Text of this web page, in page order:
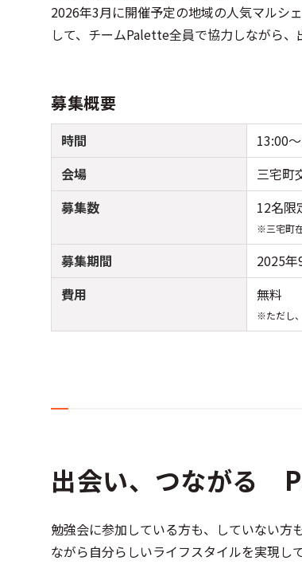
2026年3月に開催予定の地域の人気マルシ
して、チームPalette全員で協力しながら、
募集概要
時間
13:00
会場
三宅町
募集数
12名限
※三宅町
募集期間
2025
費用
無料
※ただし
出会い、つながる
勉強会に参加している方も、していない方
ながら自分らしいライフスタイルを実現し